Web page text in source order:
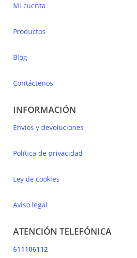
Mi cuenta
Productos
Blog
Contáctenos
INFORMACIÓN
Envíos y devoluciones
Política de privacidad
Ley de cookies
Aviso legal
ATENCIÓN TELEFÓNICA
611106112